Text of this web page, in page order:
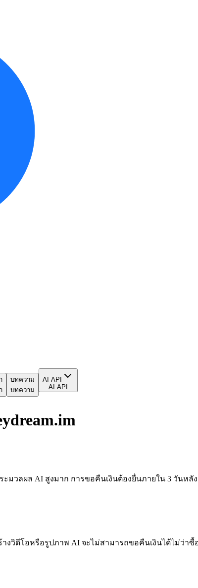
บทความ
บทความ
AI API
AI API
มวลผล AI สูงมาก การขอคืนเงินต้องยื่นภายใน 3 วันห
งวิดีโอหรือรูปภาพ AI จะไม่สามารถขอคืนเงินได้ไม่ว่า